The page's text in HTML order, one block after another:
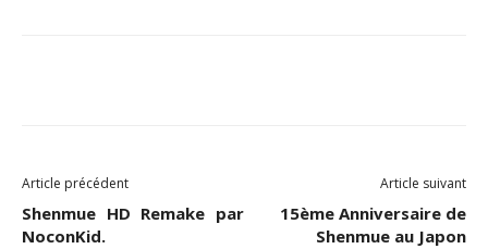
Article précédent
Shenmue HD Remake par
NoconKid.
Article suivant
15ème Anniversaire de
Shenmue au Japon